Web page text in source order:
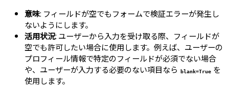
意味: フィールドが空でもフォームで検証エラーが発生し
ないようにします。
活用状況: ユーザーから入力を受け取る際、フィールドが
空でも許可したい場合に使用します。例えば、ユーザーの
プロフィール情報で特定のフィールドが必須でない場合
や、ユーザーが入力する必要のない項目なら blank=True を
使用します。